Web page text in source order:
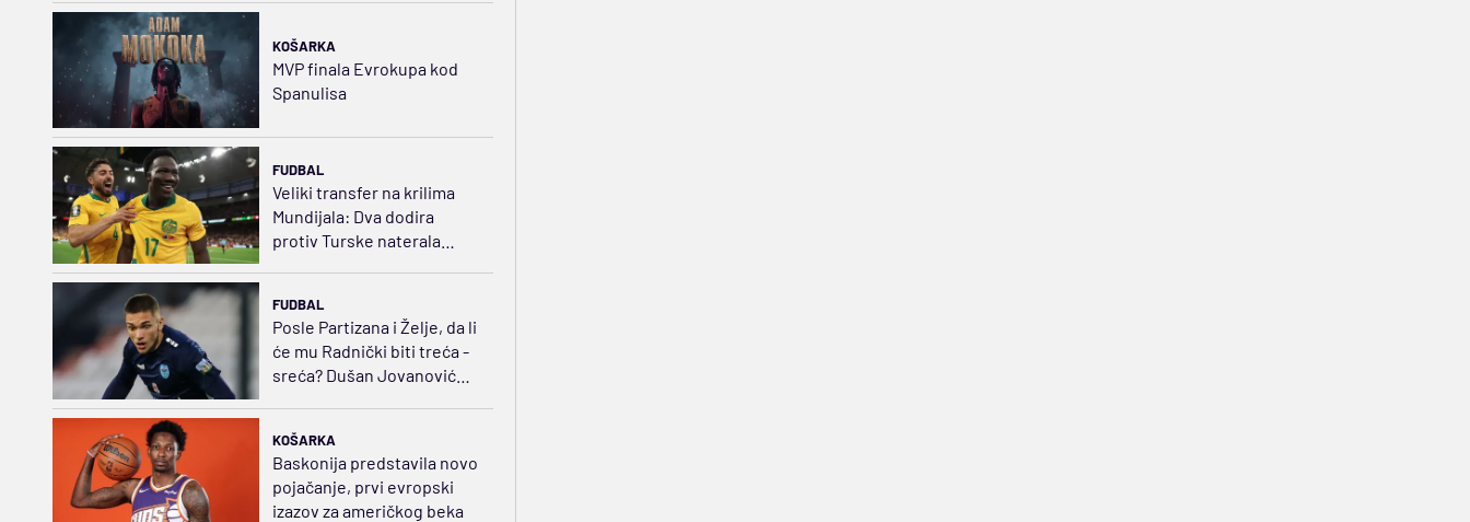
KOŠARKA
MVP finala Evrokupa kod
Spanulisa
FUDBAL
Veliki transfer na krilima
Mundijala: Dva dodira
protiv Turske naterala
FUDBAL
Posle Partizana i Želje, da li
će mu Radnički biti treća -
sreća? Dušan Jovanović
KOŠARKA
Baskonija predstavila novo
pojačanje, prvi evropski
izazov za američkog beka